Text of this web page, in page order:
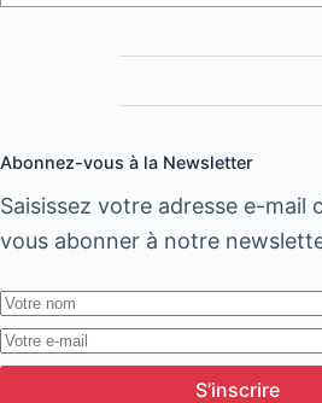
l’e-
le
à
l’e-
au
Maroc
Abonnez-vous à la Newsletter
Saisissez votre adresse e-mail
vous abonner à notre
S’inscrire